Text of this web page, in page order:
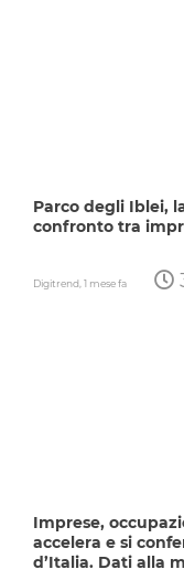
Parco degli Iblei,
confronto tra
Digitrend,1 mese fa
Imprese,
accelera e si
d’Italia. Dati alla